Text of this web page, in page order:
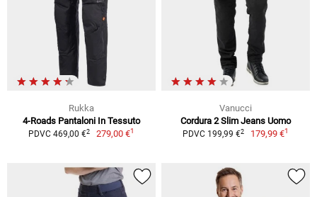
Rukka
4-Roads Pantaloni In Tessuto
PDVC 469,00 €2 279,00 €1
Vanucci
Cordura 2 Slim Jeans Uomo
PDVC 199,99 €2 179,99 €1